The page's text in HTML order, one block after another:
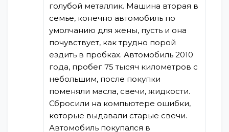
голубой металлик. Машина вторая в
семье, конечно автомобиль по
умолчанию для жены, пусть и она
почувствует, как трудно порой
ездить в пробках. Автомобиль 2010
года, пробег 75 тысяч километров с
небольшим, после покупки
поменяли масла, свечи, жидкости.
Сбросили на компьютере ошибки,
которые выдавали старые свечи.
Автомобиль покупался в